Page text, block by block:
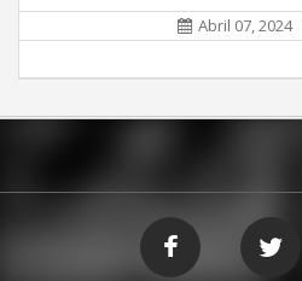
Abril 07, 2024